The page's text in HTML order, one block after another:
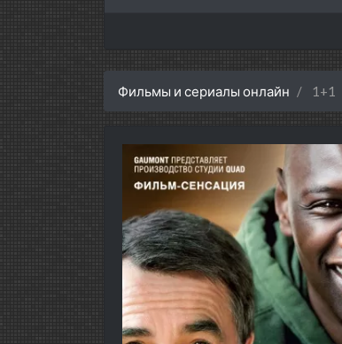
Фильмы и сериалы онлайн 1+1